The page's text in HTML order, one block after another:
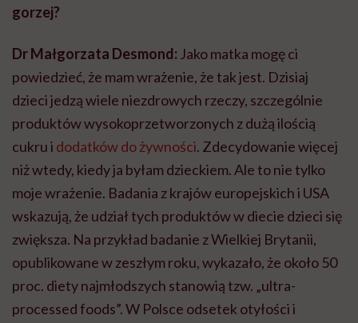
gorzej?
Dr Małgorzata Desmond: Jako matka mogę ci
powiedzieć, że mam wrażenie, że tak jest. Dzisiaj
dzieci jedzą wiele niezdrowych rzeczy, szczególnie
produktów wysokoprzetworzonych z dużą ilością
cukru i dodatków do żywności. Zdecydowanie więcej
niż wtedy, kiedy ja byłam dzieckiem. Ale to nie tylko
moje wrażenie. Badania z krajów europejskich i USA
wskazują, że udział tych produktów w diecie dzieci się
zwiększa. Na przykład badanie z Wielkiej Brytanii,
opublikowane w zeszłym roku, wykazało, że około 50
proc. diety najmłodszych stanowią tzw. „ultra-
processed foods”. W Polsce odsetek otyłości i